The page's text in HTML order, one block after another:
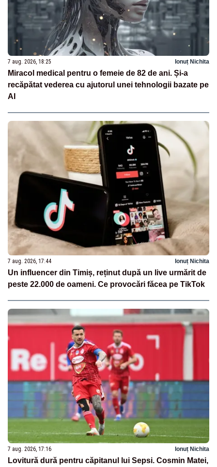
7 aug. 2026, 18:25 Ionuț Nichita
Miracol medical pentru o femeie de 82 de ani. Și-a
recăpătat vederea cu ajutorul unei tehnologii bazate pe
AI
7 aug. 2026, 17:44 Ionuț Nichita
Un influencer din Timiș, reținut după un live urmărit de
peste 22.000 de oameni. Ce provocări făcea pe TikTok
7 aug. 2026, 17:16 Ionuț Nichita
Lovitură dură pentru căpitanul lui Sepsi. Cosmin Matei,